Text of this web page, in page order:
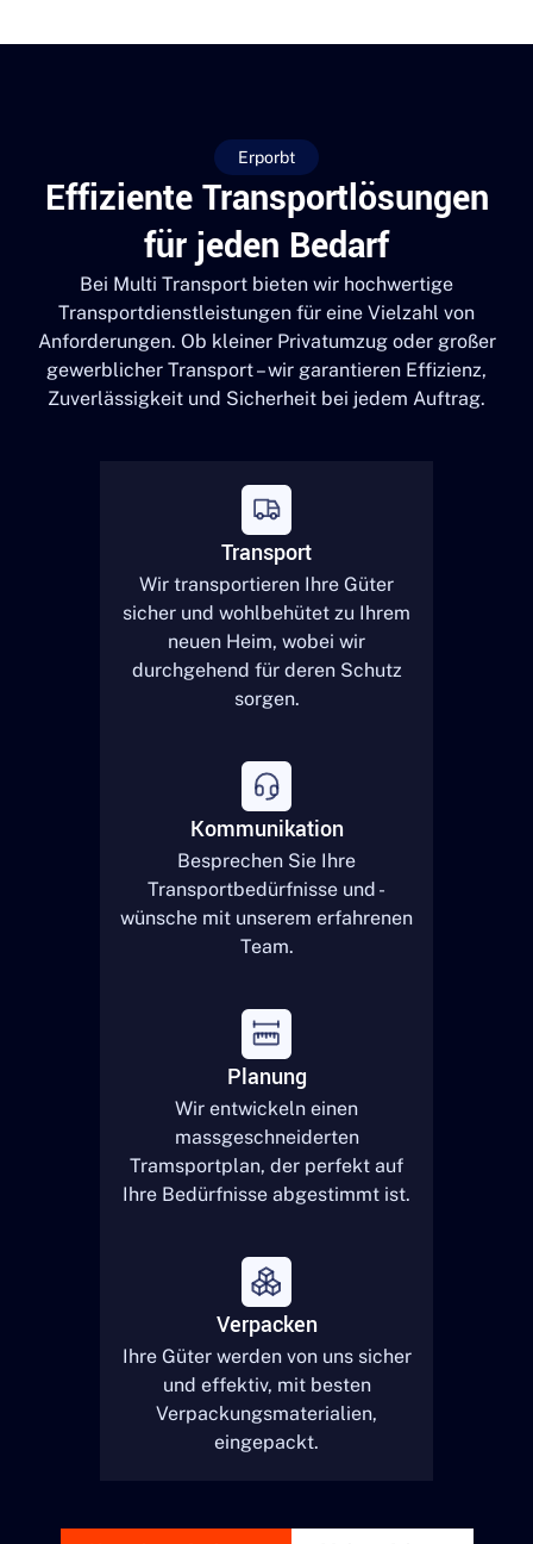
Erporbt
Effiziente Transportlösungen
für jeden Bedarf
Bei Multi Transport bieten wir hochwertige
Transportdienstleistungen für eine Vielzahl von
Anforderungen. Ob kleiner Privatumzug oder großer
gewerblicher Transport – wir garantieren Effizienz,
Zuverlässigkeit und Sicherheit bei jedem Auftrag.
Transport
Wir transportieren Ihre Güter
sicher und wohlbehütet zu Ihrem
neuen Heim, wobei wir
durchgehend für deren Schutz
sorgen.
Kommunikation
Besprechen Sie Ihre
Transportbedürfnisse und -
wünsche mit unserem erfahrenen
Team.
Planung
Wir entwickeln einen
massgeschneiderten
Tramsportplan, der perfekt auf
Ihre Bedürfnisse abgestimmt ist.
Verpacken
Ihre Güter werden von uns sicher
und effektiv, mit besten
Verpackungsmaterialien,
eingepackt.